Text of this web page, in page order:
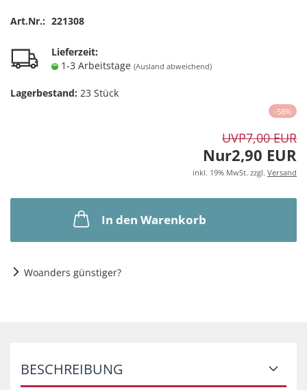
Art.Nr.: 221308
Lieferzeit:
1-3 Arbeitstage (Ausland abweichend)
Lagerbestand: 23 Stück
-58%
UVP7,00 EUR
Nur2,90 EUR
inkl. 19% MwSt. zzgl. Versand
In den Warenkorb
Woanders günstiger?
BESCHREIBUNG